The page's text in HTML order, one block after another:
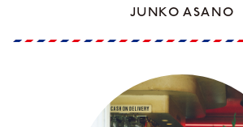
JUNKO ASANO